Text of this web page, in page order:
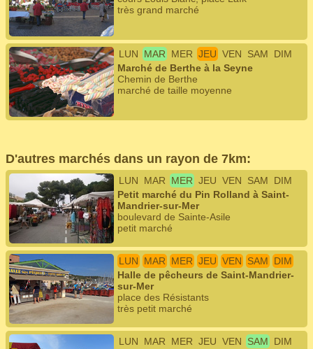
très grand marché
LUN MAR MER JEU VEN SAM
DIM
Marché de Berthe à la Seyne
Chemin de Berthe
marché de taille moyenne
D'autres marchés dans un rayon de 7km:
LUN MAR MER JEU VEN SAM
DIM
Petit marché du Pin Rolland à Saint-
Mandrier-sur-Mer
boulevard de Sainte-Asile
petit marché
LUN MAR MER JEU VEN SAM
DIM
Halle de pêcheurs de Saint-Mandrier-
sur-Mer
place des Résistants
très petit marché
LUN MAR MER JEU VEN SAM
DIM